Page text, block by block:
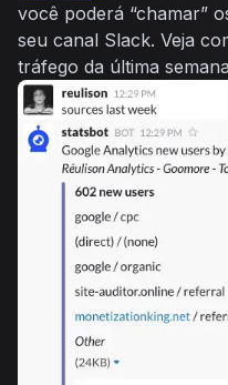
você poderá “chamar”
seu canal Slack. Veja
tráfego da última